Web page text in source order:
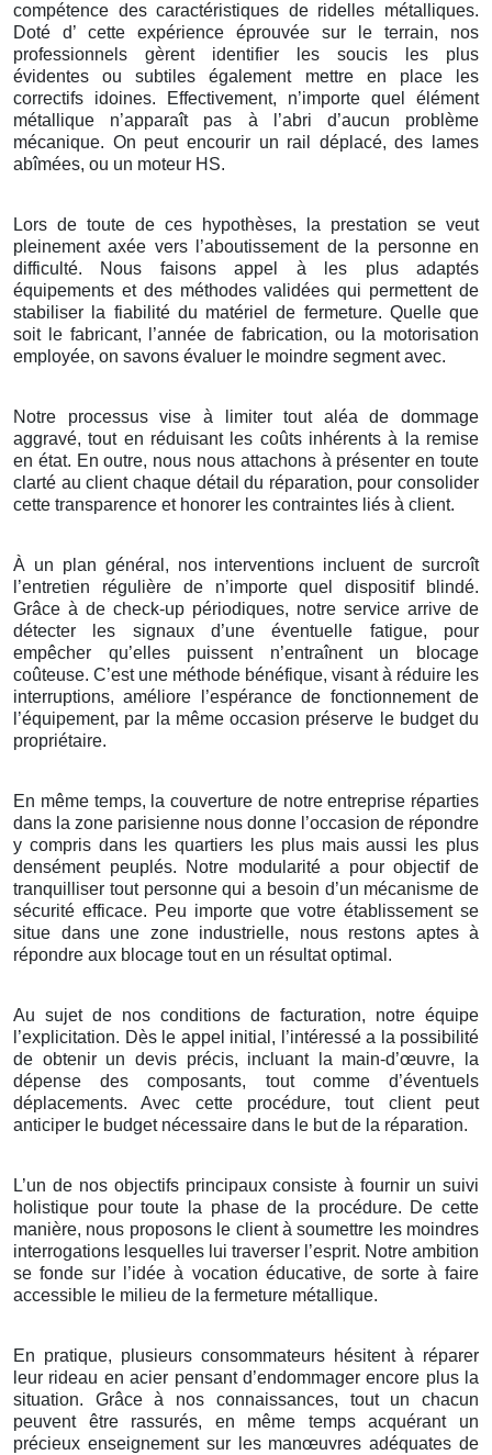
compétence des caractéristiques de ridelles métalliques.
Doté d’ cette expérience éprouvée sur le terrain, nos
professionnels gèrent identifier les soucis les plus
évidentes ou subtiles également mettre en place les
correctifs idoines. Effectivement, n’importe quel élément
métallique n’apparaît pas à l’abri d’aucun problème
mécanique. On peut encourir un rail déplacé, des lames
abîmées, ou un moteur HS.
Lors de toute de ces hypothèses, la prestation se veut
pleinement axée vers l’aboutissement de la personne en
difficulté. Nous faisons appel à les plus adaptés
équipements et des méthodes validées qui permettent de
stabiliser la fiabilité du matériel de fermeture. Quelle que
soit le fabricant, l’année de fabrication, ou la motorisation
employée, on savons évaluer le moindre segment avec.
Notre processus vise à limiter tout aléa de dommage
aggravé, tout en réduisant les coûts inhérents à la remise
en état. En outre, nous nous attachons à présenter en toute
clarté au client chaque détail du réparation, pour consolider
cette transparence et honorer les contraintes liés à client.
À un plan général, nos interventions incluent de surcroît
l’entretien régulière de n’importe quel dispositif blindé.
Grâce à de check-up périodiques, notre service arrive de
détecter les signaux d’une éventuelle fatigue, pour
empêcher qu’elles puissent n’entraînent un blocage
coûteuse. C’est une méthode bénéfique, visant à réduire les
interruptions, améliore l’espérance de fonctionnement de
l’équipement, par la même occasion préserve le budget du
propriétaire.
En même temps, la couverture de notre entreprise réparties
dans la zone parisienne nous donne l’occasion de répondre
y compris dans les quartiers les plus mais aussi les plus
densément peuplés. Notre modularité a pour objectif de
tranquilliser tout personne qui a besoin d’un mécanisme de
sécurité efficace. Peu importe que votre établissement se
situe dans une zone industrielle, nous restons aptes à
répondre aux blocage tout en un résultat optimal.
Au sujet de nos conditions de facturation, notre équipe
l’explicitation. Dès le appel initial, l’intéressé a la possibilité
de obtenir un devis précis, incluant la main-d’œuvre, la
dépense des composants, tout comme d’éventuels
déplacements. Avec cette procédure, tout client peut
anticiper le budget nécessaire dans le but de la réparation.
L’un de nos objectifs principaux consiste à fournir un suivi
holistique pour toute la phase de la procédure. De cette
manière, nous proposons le client à soumettre les moindres
interrogations lesquelles lui traverser l’esprit. Notre ambition
se fonde sur l’idée à vocation éducative, de sorte à faire
accessible le milieu de la fermeture métallique.
En pratique, plusieurs consommateurs hésitent à réparer
leur rideau en acier pensant d’endommager encore plus la
situation. Grâce à nos connaissances, tout un chacun
peuvent être rassurés, en même temps acquérant un
précieux enseignement sur les manœuvres adéquates de